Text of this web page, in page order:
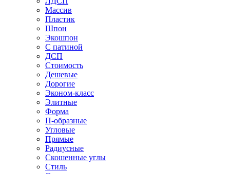
Массив
Пластик
Шпон
Экошпон
С патиной
ДСП
Стоимость
Дешевые
Дорогие
Эконом-класс
Элитные
Форма
П-образные
Угловые
Прямые
Радиусные
Скошенные углы
Стиль